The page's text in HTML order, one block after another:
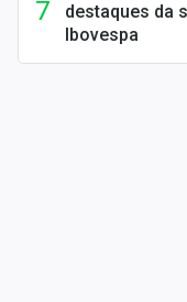
destaques da
Ibovespa